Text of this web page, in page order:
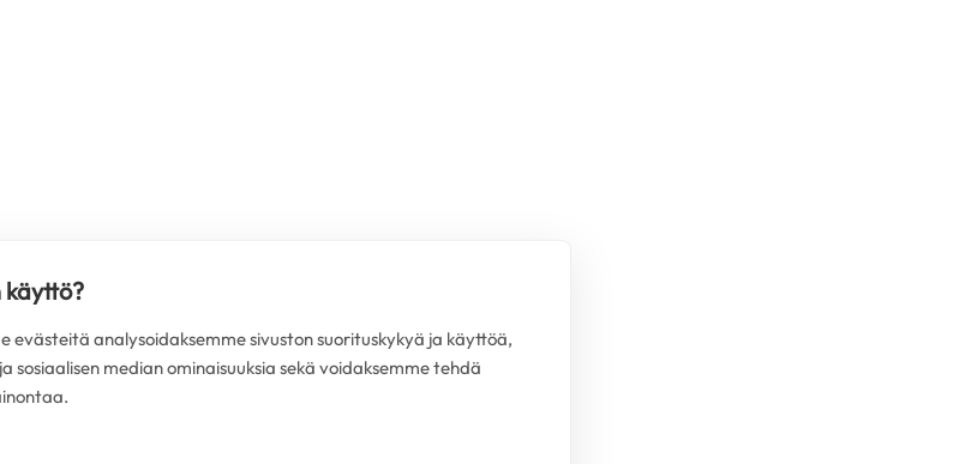
käyttö?
evästeitä analysoidaksemme sivuston suorituskykyä ja käyttöä,
sosiaalisen median ominaisuuksia sekä voidaksemme tehdä